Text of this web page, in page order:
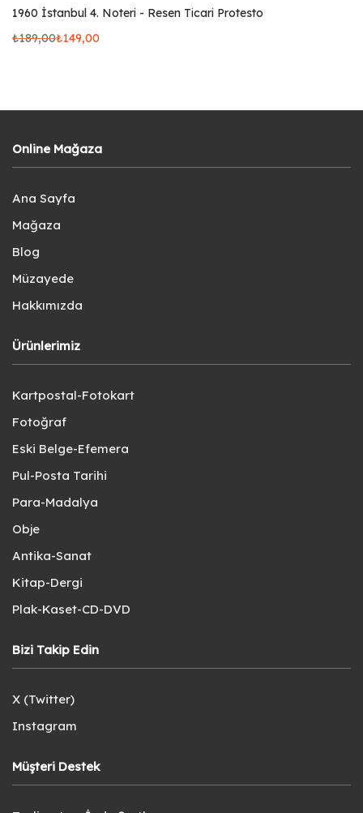
1960 İstanbul 4. Noteri - Resen Ticari Protesto
₺189,00₺149,00
Online Mağaza
Ana Sayfa
Mağaza
Blog
Müzayede
Hakkımızda
Ürünlerimiz
Kartpostal-Fotokart
Fotoğraf
Eski Belge-Efemera
Pul-Posta Tarihi
Para-Madalya
Obje
Antika-Sanat
Kitap-Dergi
Plak-Kaset-CD-DVD
Bizi Takip Edin
X (Twitter)
Instagram
Müşteri Destek